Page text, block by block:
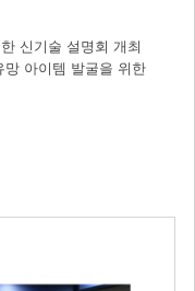
신기술 설명회 개최
아이템 발굴을 위한